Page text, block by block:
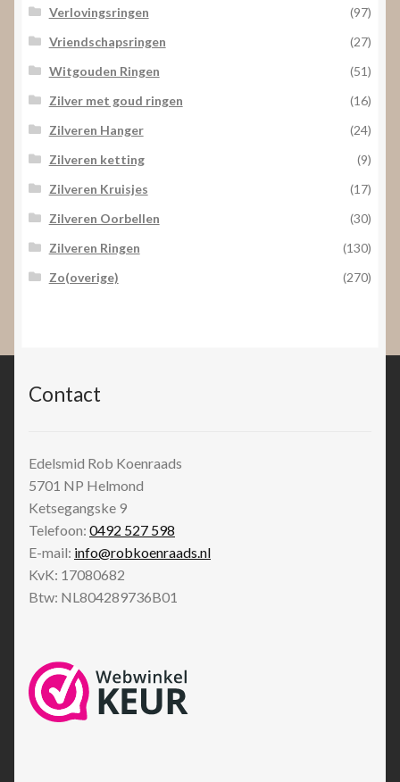
Verlovingsringen
(97)
Vriendschapsringen
(27)
Witgouden Ringen
(51)
Zilver met goud ringen
(16)
Zilveren Hanger
(24)
Zilveren ketting
(9)
Zilveren Kruisjes
(17)
Zilveren Oorbellen
(30)
Zilveren Ringen
(130)
Zo(overige)
(270)
Contact
Edelsmid Rob Koenraads
5701 NP Helmond
Ketsegangske 9
Telefoon: 0492 527 598
E-mail: info@robkoenraads.nl
KvK: 17080682
Btw: NL804289736B01